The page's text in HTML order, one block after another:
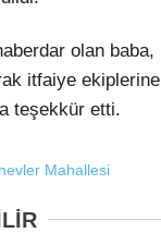
olan baba,
itfaiye ekiplerine
teşekkür etti.
Mahallesi